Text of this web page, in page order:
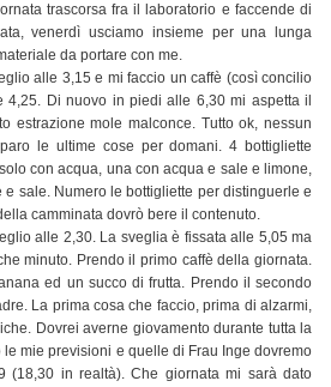
trascorsa fra il laboratorio e faccende di
venerdì usciamo insieme per una lunga
da portare con me.
alle 3,15 e mi faccio un caffè (così concilio
4,25. Di nuovo in piedi alle 6,30 mi aspetta il
estrazione mole malconce. Tutto ok, nessun
le ultime cose per domani. 4 bottigliette
con acqua, una con acqua e sale e limone,
sale. Numero le bottigliette per distinguerle e
camminata dovrò bere il contenuto.
alle 2,30. La sveglia è fissata alle 5,05 ma
minuto. Prendo il primo caffè della giornata.
ed un succo di frutta. Prendo il secondo
La prima cosa che faccio, prima di alzarmi,
Dovrei averne giovamento durante tutta la
mie previsioni e quelle di Frau Inge dovremo
(18,30 in realtà). Che giornata mi sarà dato